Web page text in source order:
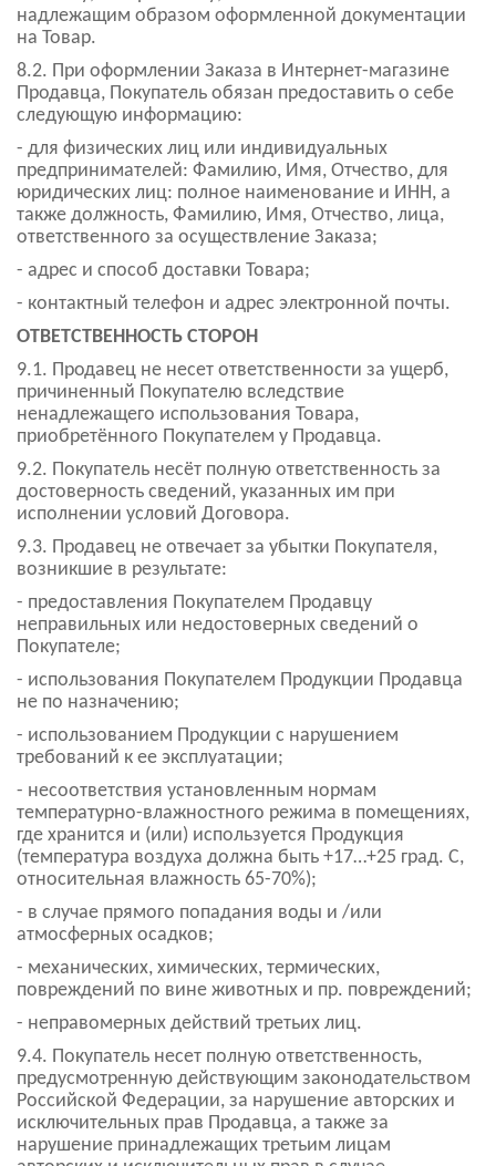
надлежащим образом оформленной документации
на Товар.
8.2. При оформлении Заказа в Интернет-магазине
Продавца, Покупатель обязан предоставить о себе
следующую информацию:
- для физических лиц или индивидуальных
предпринимателей: Фамилию, Имя, Отчество, для
юридических лиц: полное наименование и ИНН, а
также должность, Фамилию, Имя, Отчество, лица,
ответственного за осуществление Заказа;
- адрес и способ доставки Товара;
- контактный телефон и адрес электронной почты.
ОТВЕТСТВЕННОСТЬ СТОРОН
9.1. Продавец не несет ответственности за ущерб,
причиненный Покупателю вследствие
ненадлежащего использования Товара,
приобретённого Покупателем у Продавца.
9.2. Покупатель несёт полную ответственность за
достоверность сведений, указанных им при
исполнении условий Договора.
9.3. Продавец не отвечает за убытки Покупателя,
возникшие в результате:
- предоставления Покупателем Продавцу
неправильных или недостоверных сведений о
Покупателе;
- использования Покупателем Продукции Продавца
не по назначению;
- использованием Продукции с нарушением
требований к ее эксплуатации;
- несоответствия установленным нормам
температурно-влажностного режима в помещениях,
где хранится и (или) используется Продукция
(температура воздуха должна быть +17…+25 град. С,
относительная влажность 65-70%);
- в случае прямого попадания воды и /или
атмосферных осадков;
- механических, химических, термических,
повреждений по вине животных и пр. повреждений;
- неправомерных действий третьих лиц.
9.4. Покупатель несет полную ответственность,
предусмотренную действующим законодательством
Российской Федерации, за нарушение авторских и
исключительных прав Продавца, а также за
нарушение принадлежащих третьим лицам